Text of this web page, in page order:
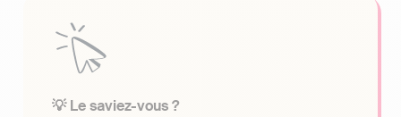
💡 Le saviez-vous ?